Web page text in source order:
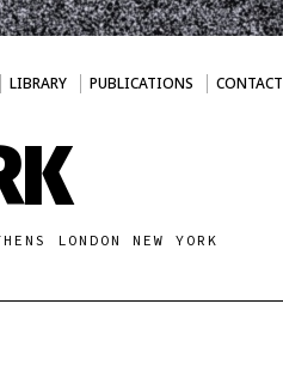
LIBRARY PUBLICATIONS CONTACT
LONDON NEW YORK